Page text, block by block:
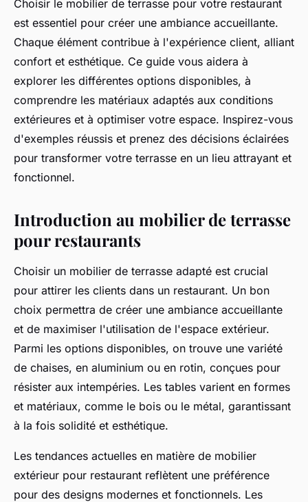
Choisir le mobilier de terrasse pour votre restaurant
est essentiel pour créer une ambiance accueillante.
Chaque élément contribue à l'expérience client, alliant
confort et esthétique. Ce guide vous aidera à
explorer les différentes options disponibles, à
comprendre les matériaux adaptés aux conditions
extérieures et à optimiser votre espace. Inspirez-vous
d'exemples réussis et prenez des décisions éclairées
pour transformer votre terrasse en un lieu attrayant et
fonctionnel.
Introduction au mobilier de terrasse
pour restaurants
Choisir un mobilier de terrasse adapté est crucial
pour attirer les clients dans un restaurant. Un bon
choix permettra de créer une ambiance accueillante
et de maximiser l'utilisation de l'espace extérieur.
Parmi les options disponibles, on trouve une variété
de chaises, en aluminium ou en rotin, conçues pour
résister aux intempéries. Les tables varient en formes
et matériaux, comme le bois ou le métal, garantissant
à la fois solidité et esthétique.
Les tendances actuelles en matière de mobilier
extérieur pour restaurant reflètent une préférence
pour des designs modernes et fonctionnels. Les